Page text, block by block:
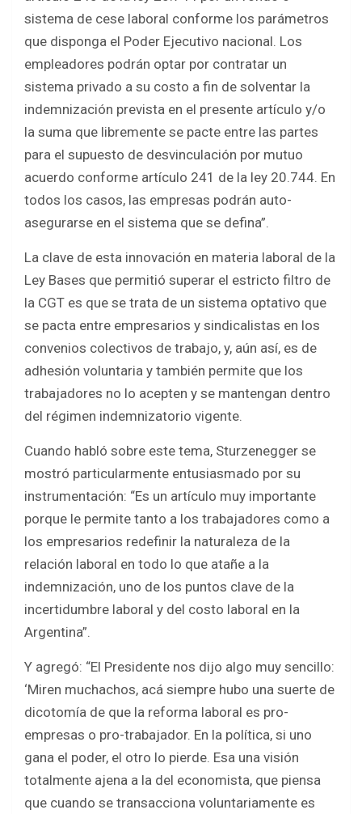
sistema de cese laboral conforme los parámetros
que disponga el Poder Ejecutivo nacional. Los
empleadores podrán optar por contratar un
sistema privado a su costo a fin de solventar la
indemnización prevista en el presente artículo y/o
la suma que libremente se pacte entre las partes
para el supuesto de desvinculación por mutuo
acuerdo conforme artículo 241 de la ley 20.744. En
todos los casos, las empresas podrán auto-
asegurarse en el sistema que se defina”.
La clave de esta innovación en materia laboral de la
Ley Bases que permitió superar el estricto filtro de
la CGT es que se trata de un sistema optativo que
se pacta entre empresarios y sindicalistas en los
convenios colectivos de trabajo, y, aún así, es de
adhesión voluntaria y también permite que los
trabajadores no lo acepten y se mantengan dentro
del régimen indemnizatorio vigente.
Cuando habló sobre este tema, Sturzenegger se
mostró particularmente entusiasmado por su
instrumentación: “Es un artículo muy importante
porque le permite tanto a los trabajadores como a
los empresarios redefinir la naturaleza de la
relación laboral en todo lo que atañe a la
indemnización, uno de los puntos clave de la
incertidumbre laboral y del costo laboral en la
Argentina”.
Y agregó: “El Presidente nos dijo algo muy sencillo:
‘Miren muchachos, acá siempre hubo una suerte de
dicotomía de que la reforma laboral es pro-
empresas o pro-trabajador. En la política, si uno
gana el poder, el otro lo pierde. Esa una visión
totalmente ajena a la del economista, que piensa
que cuando se transacciona voluntariamente es